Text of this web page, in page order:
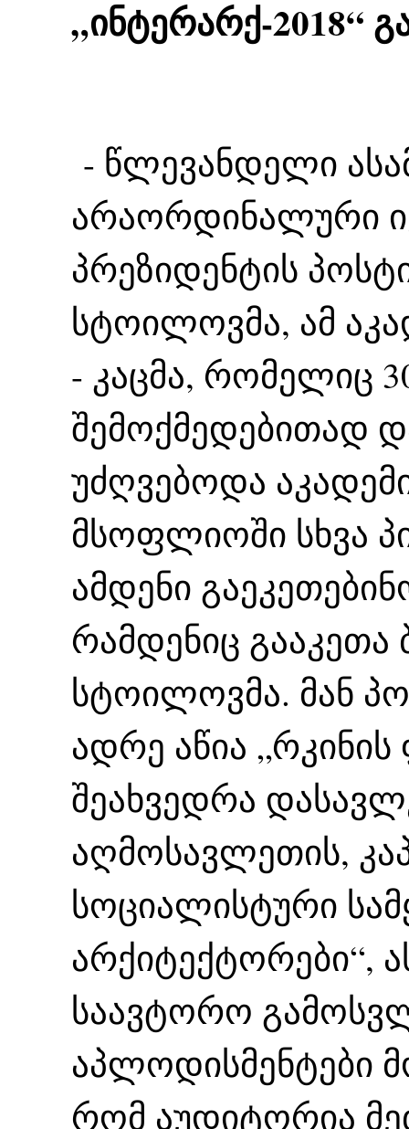
„ინტერარქ-2018“
- წლევანდელი
არაორდინალური
პრეზიდენტის
სტოილოვმა, ამ
- კაცმა, რომელიც
შემოქმედებითად
უძღვებოდა
მსოფლიოში სხვა
ამდენი
რამდენიც
სტოილოვმა. მან
ადრე აწია
შეახვედრა
აღმოსავლეთის,
სოციალისტური
არქიტექტორები“,
საავტორო
აპლოდისმენტები
რომ აუდიტორია